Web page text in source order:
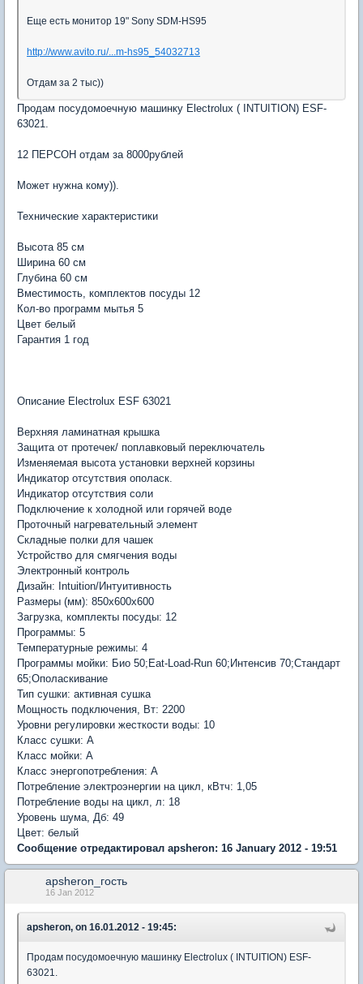
Еще есть монитор 19" Sony SDM-HS95
http://www.avito.ru/...m-hs95_54032713
Отдам за 2 тыс))
Продам посудомоечную машинку Electrolux ( INTUITION) ESF-
63021.
12 ПЕРСОН отдам за 8000рублей
Может нужна кому)).
Технические характеристики
Высота 85 см
Ширина 60 см
Глубина 60 см
Вместимость, комплектов посуды 12
Кол-во программ мытья 5
Цвет белый
Гарантия 1 год
Описание Electrolux ESF 63021
Верхняя ламинатная крышка
Защита от протечек/ поплавковый переключатель
Изменяемая высота установки верхней корзины
Индикатор отсутствия ополаск.
Индикатор отсутствия соли
Подключение к холодной или горячей воде
Проточный нагревательный элемент
Складные полки для чашек
Устройство для смягчения воды
Электронный контроль
Дизайн: Intuition/Интуитивность
Размеры (мм): 850x600x600
Загрузка, комплекты посуды: 12
Программы: 5
Температурные режимы: 4
Программы мойки: Био 50;Eat-Load-Run 60;Интенсив 70;Стандарт
65;Ополаскивание
Тип сушки: активная сушка
Мощность подключения, Вт: 2200
Уровни регулировки жесткости воды: 10
Класс сушки: A
Класс мойки: A
Класс энергопотребления: A
Потребление электроэнергии на цикл, кВтч: 1,05
Потребление воды на цикл, л: 18
Уровень шума, Дб: 49
Цвет: белый
Сообщение отредактировал apsheron: 16 January 2012 - 19:51
apsheron_гость
16 Jan 2012
apsheron, on 16.01.2012 - 19:45:
Продам посудомоечную машинку Electrolux ( INTUITION) ESF-
63021.